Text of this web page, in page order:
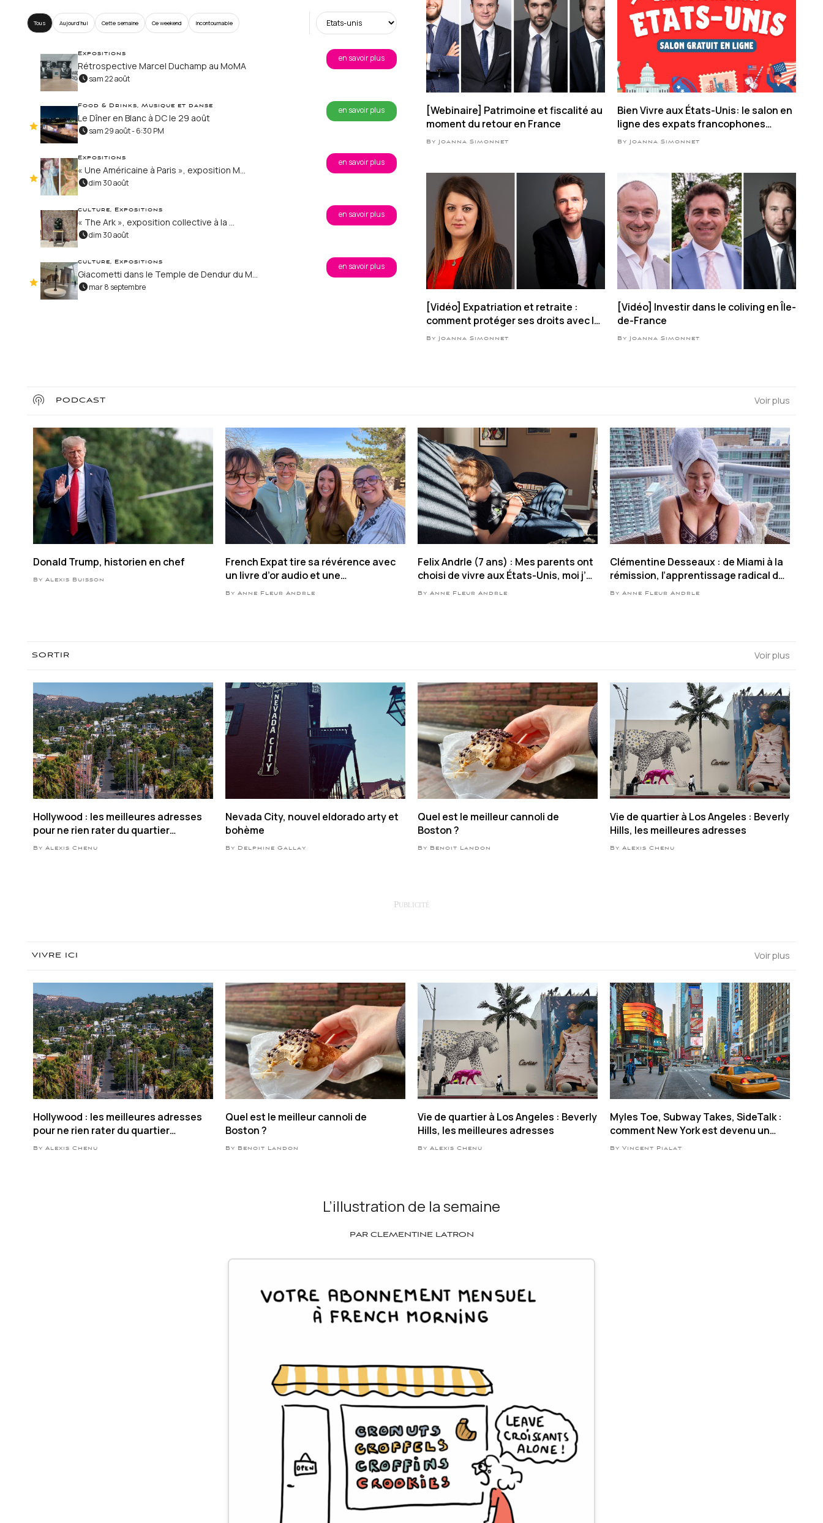
Tous Aujourd’hui Cette semaine Ce weekend Incontournable
Expositions
Rétrospective Marcel Duchamp au MoMA
sam 22 août
en savoir plus
Food & Drinks, Musique et danse
Le Dîner en Blanc à DC le 29 août
sam 29 août - 6:30 PM
en savoir plus
Expositions
« Une Américaine à Paris », exposition M...
dim 30 août
en savoir plus
culture, Expositions
« The Ark », exposition collective à la ...
dim 30 août
en savoir plus
culture, Expositions
Giacometti dans le Temple de Dendur du M...
mar 8 septembre
en savoir plus
[Webinaire] Patrimoine et fiscalité au
moment du retour en France
By Joanna Simonnet
Bien Vivre aux États-Unis: le salon en
ligne des expats francophones
revient en septembre 2026
By Joanna Simonnet
[Vidéo] Expatriation et retraite :
comment protéger ses droits avec la
CFE ?
By Joanna Simonnet
[Vidéo] Investir dans le coliving en Île-
de-France
By Joanna Simonnet
PODCAST Voir plus
Donald Trump, historien en chef
By Alexis Buisson
French Expat tire sa révérence avec
un livre d’or audio et une
conversation bilan
By Anne Fleur Andrle
Felix Andrle (7 ans) : Mes parents ont
choisi de vivre aux États-Unis, moi j’y
suis né
By Anne Fleur Andrle
Clémentine Desseaux : de Miami à la
rémission, l’apprentissage radical de
l’amour de soi
By Anne Fleur Andrle
SORTIR Voir plus
Hollywood : les meilleures adresses
pour ne rien rater du quartier
mythique de LA
By Alexis Chenu
Nevada City, nouvel eldorado arty et
bohème
By Delphine Gallay
Quel est le meilleur cannoli de
Boston ?
By Benoit Landon
Vie de quartier à Los Angeles : Beverly
Hills, les meilleures adresses
By Alexis Chenu
VIVRE ICI Voir plus
Hollywood : les meilleures adresses
pour ne rien rater du quartier
mythique de LA
By Alexis Chenu
Quel est le meilleur cannoli de
Boston ?
By Benoit Landon
Vie de quartier à Los Angeles : Beverly
Hills, les meilleures adresses
By Alexis Chenu
Myles Toe, Subway Takes, SideTalk :
comment New York est devenu un
plateau de tournage pour les
By Vincent Pialat
L’illustration de la semaine
PAR CLEMENTINE LATRON